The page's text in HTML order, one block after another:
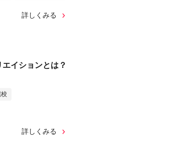
詳しくみる
イションとは？
詳しくみる